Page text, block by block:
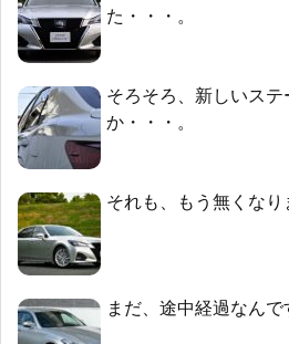
た・・・。
そろそろ、新しいステ
か・・・。
それも、もう無くなり
まだ、途中経過なんで